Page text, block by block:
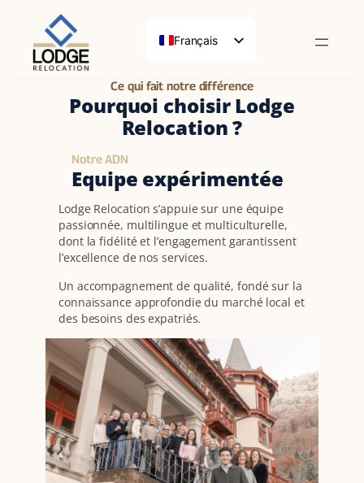
Français
Deutsch
Ce qui fait notre différence
Pourquoi choisir Lodge
Relocation ?
Notre ADN
Equipe expérimentée
Lodge Relocation s’appuie sur une équipe
passionnée, multilingue et multiculturelle,
dont la fidélité et l’engagement garantissent
l’excellence de nos services.
Un accompagnement de qualité, fondé sur la
connaissance approfondie du marché local et
des besoins des expatriés.